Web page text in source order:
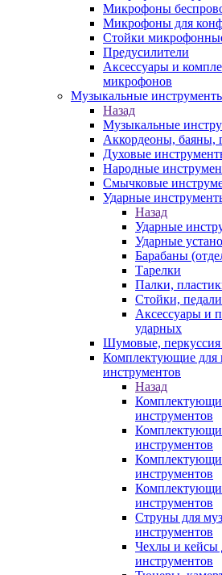
Микрофоны
Микрофоны для
Стойки
Предусилители
Аксессуары и
микрофонов
Музыкальные
Назад
Музыкальные
Аккордеоны, баяны,
Духовые
Народные
Смычковые
Ударные
Назад
Ударные
Ударные
Барабаны
Тарелки
Палки,
Стойки, педали
Аксессуары и
ударных
Шумовые,
Комплектующие для
инструментов
Назад
инструментов
инструментов
инструментов
инструментов
Струны для
инструментов
Чехлы и кейсы
инструментов